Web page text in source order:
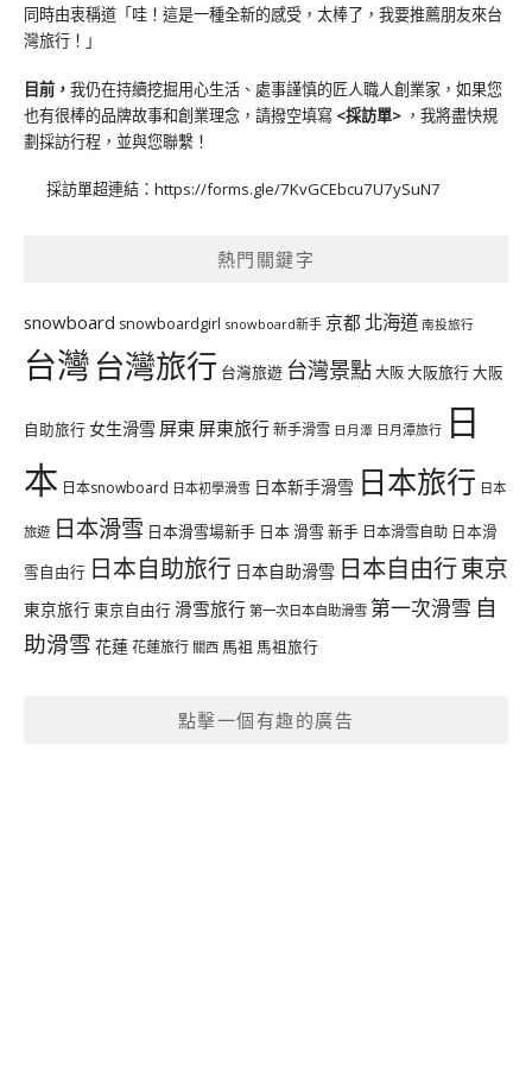
同時由衷稱道「哇！這是一種全新的感受，太棒了，我要推薦朋友來台
灣旅行！」
目前， 我仍在持續挖掘用心生活、處事謹慎的匠人職人創業家，如果您
也有很棒的品牌故事和創業理念，請撥空填寫 <採訪單> ，我將盡快規
劃採訪行程，並與您聯繫！
採訪單超連結： https://forms.gle/7KvGCEbcu7U7ySuN7
熱門關鍵字
snowboard snowboardgirl snowboard新手 京都 北海道 南投旅行
台灣台灣旅行 台灣旅遊 台灣景點大阪大阪旅行大阪
自助旅行 女生滑雪 屏東 屏東旅行新手滑雪 日月潭 日月潭旅行 日
本 日本snowboard 日本初學滑雪 日本新手滑雪 日本旅行 日本
旅遊 日本滑雪 日本滑雪場新手 日本 滑雪 新手 日本滑雪自助 日本滑
雪自由行 日本自助旅行 日本自助滑雪 日本自由行東京
東京旅行 東京自由行 滑雪旅行 第一次日本自助滑雪 第一次滑雪 自
助滑雪 花蓮花蓮旅行 關西 馬祖 馬祖旅行
點擊一個有趣的廣告